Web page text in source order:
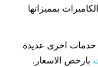
بمميزاتها
خدمات اخرى عديدة
بارخص الاسعار.